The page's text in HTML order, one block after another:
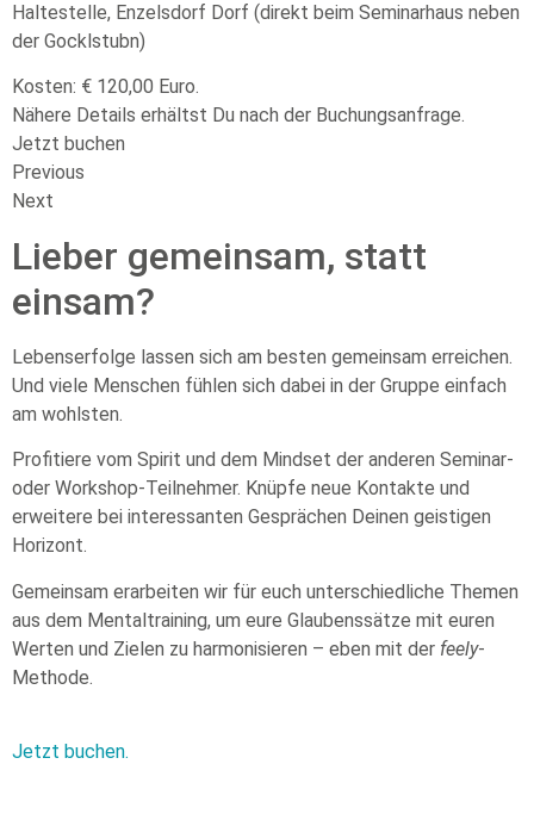
Haltestelle, Enzelsdorf Dorf (direkt beim Seminarhaus neben
der Gocklstubn)
Kosten: € 120,00 Euro.
Nähere Details erhältst Du nach der Buchungsanfrage.
Jetzt buchen
Previous
Next
Lieber gemeinsam, statt
einsam?
Lebenserfolge lassen sich am besten gemeinsam erreichen.
Und viele Menschen fühlen sich dabei in der Gruppe einfach
am wohlsten.
Profitiere vom Spirit und dem Mindset der anderen Seminar-
oder Workshop-Teilnehmer. Knüpfe neue Kontakte und
erweitere bei interessanten Gesprächen Deinen geistigen
Horizont.
Gemeinsam erarbeiten wir für euch unterschiedliche Themen
aus dem Mentaltraining, um eure Glaubenssätze mit euren
Werten und Zielen zu harmonisieren – eben mit der feely-
Methode.
Jetzt buchen.